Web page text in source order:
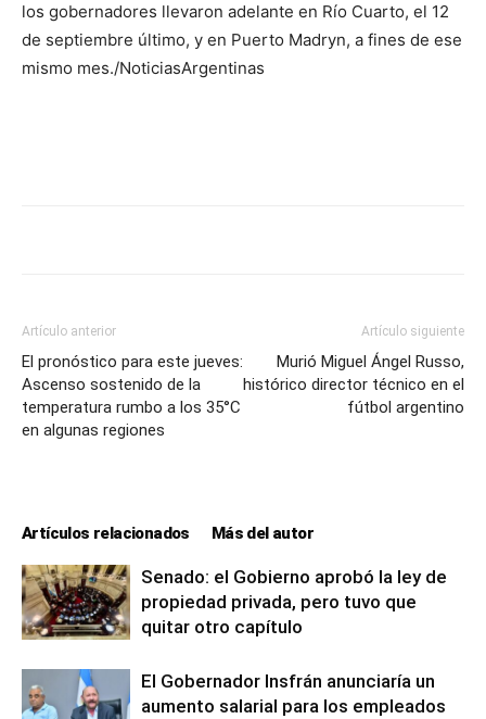
los gobernadores llevaron adelante en Río Cuarto, el 12
de septiembre último, y en Puerto Madryn, a fines de ese
mismo mes./NoticiasArgentinas
Artículo anterior
El pronóstico para este jueves:
Ascenso sostenido de la
temperatura rumbo a los 35°C
en algunas regiones
Artículo siguiente
Murió Miguel Ángel Russo,
histórico director técnico en el
fútbol argentino
Artículos relacionados Más del autor
Senado: el Gobierno aprobó la ley de
propiedad privada, pero tuvo que
quitar otro capítulo
El Gobernador Insfrán anunciaría un
aumento salarial para los empleados